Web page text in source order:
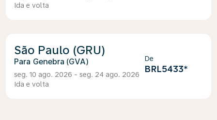
Ida e volta
São Paulo (GRU)
Genebra (GVA)
seg. 10 ago. 2026 - seg. 24 ago. 2026
Ida e volta
De
BRL5433*